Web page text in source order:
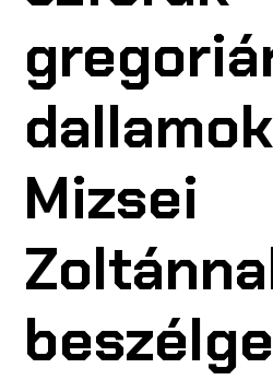
CODE TEREK
A CODE-RÓL
ISKOLÁKNAK
CODE CREATOR
Mizsei